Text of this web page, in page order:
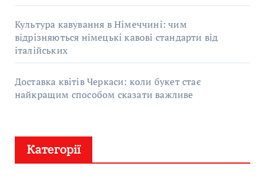
Культура кавування в Німеччині: чим
відрізняються німецькі кавові стандарти від
італійських
Доставка квітів Черкаси: коли букет стає
найкращим способом сказати важливе
Категорії